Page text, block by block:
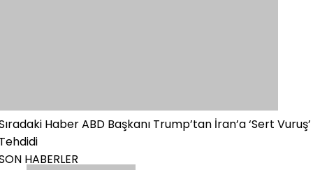
HaberABD Başkanı Trump’tan İran’a ‘Sert Vuruş’
HABERLER